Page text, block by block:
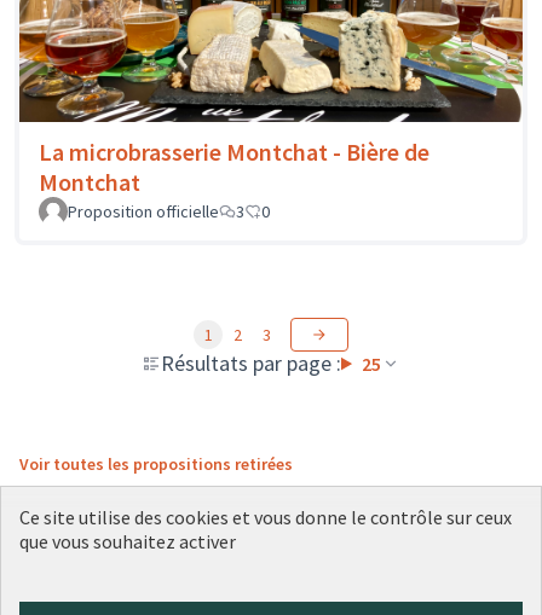
La microbrasserie Montchat - Bière de
Montchat
Proposition officielle 3 0
Résultats par page : 25
1 2 3
Voir toutes les propositions retirées
Ce site utilise des cookies et vous donne le contrôle sur ceux
que vous souhaitez activer